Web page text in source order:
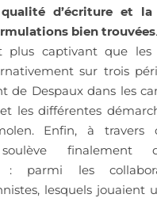
d’écriture et
bien trouvées
plus captivant que les
sur trois
de Despaux dans les
et les différentes
Enfin, à travers
finalement
: parmi les
lesquels jouaient